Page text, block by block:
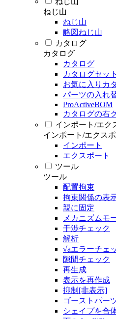
ねじ山
ねじ山
略図ねじ山
カタログ
カタログ
カタログ
カタログセット
お気に入りカ
パーツの入れ
ProActiveBOM
カタログの右
インポート/エク
インポート/エクス
インポート
エクスポート
ツール
ツール
配置拘束
拘束関係の表
親に固定
メカニズムモ
干渉チェック
解析
√aエラーチェ
隙間チェック
再生成
表示を再作成
抑制[非表示]
ゴーストパー
シェイプを合